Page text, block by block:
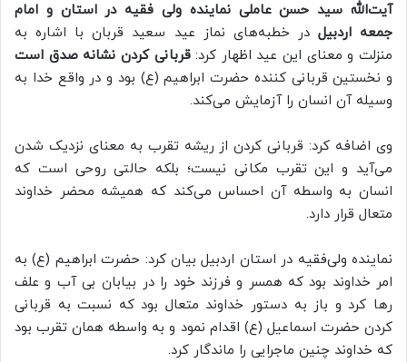
آیت‌الله سید حسن عاملی نماینده ولی فقیه در استان و امام
جمعه اردبیل در خطبه‌های نماز عید سعید قربان با اشاره به
منزلت و معنای این عید اظهار کرد:قربانی کردن نشانه صدق است
و نخستین قربانی کننده حضرت ابراهیم (ع) بود و در واقع خدا به
وسیله آن انسان را آزمایش می‌کند.
وی اضافه کرد: قربانی کردن از ریشه تقرب به معنای نزدیک شدن
می‌آید و این تقرب مکانی نیست؛ بلکه حالتی روحی است که
انسان به واسطه آن احساس می‌کند که همیشه محضر خداوند
متعال قرار دارد.
نماینده ولی‌فقیه در استان اردبیل بیان کرد: حضرت ابراهیم (ع) به
امر خداوند بود که همسر و فرزند خود را در بیابان بی آب و علف
رها کرد و باز به دستور خداوند متعال بود که نسبت به قربانی
کردن حضرت اسماعیل (ع) اقدام نمود و به واسطه همان تقرب بود
که خداوند چنین ماجرایی را ماندگار کرد.